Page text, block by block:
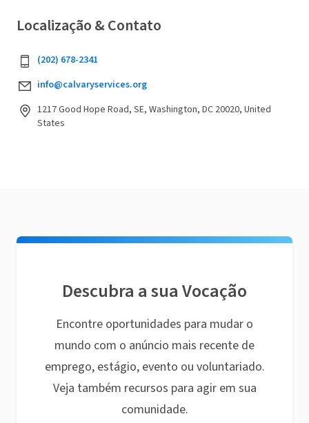
Localização & Contato
(202) 678-2341
info@calvaryservices.org
1217 Good Hope Road, SE, Washington, DC 20020, United
States
Descubra a sua Vocação
Encontre oportunidades para mudar o
mundo com o anúncio mais recente de
emprego, estágio, evento ou voluntariado.
Veja também recursos para agir em sua
comunidade.